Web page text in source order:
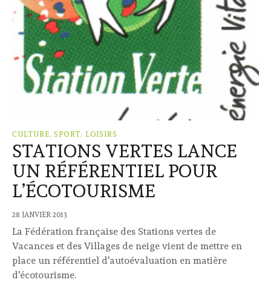
CULTURE, SPORT, LOISIRS
STATIONS VERTES LANCE
UN RÉFÉRENTIEL POUR
L’ÉCOTOURISME
28 JANVIER 2013
La Fédération française des Stations vertes de
Vacances et des Villages de neige vient de mettre en
place un référentiel d'autoévaluation en matière
d'écotourisme.